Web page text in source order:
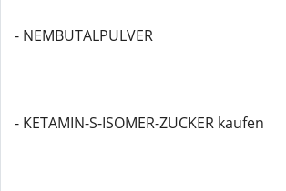
- NEMBUTALPULVER
- KETAMIN-S-ISOMER-ZUCKER kaufen